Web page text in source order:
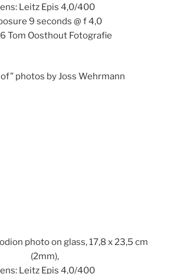
Leitz Epis 4,0/400
9 seconds @ f 4,0
Tom Oosthout Fotografie
photos by Joss Wehrmann
photo on glass, 17,8 x 23,5 cm
(2mm),
Leitz Epis 4,0/400